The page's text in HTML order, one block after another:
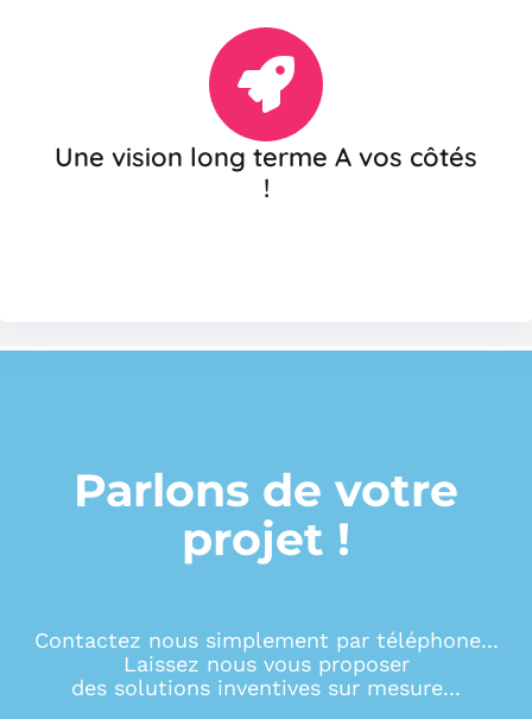
Une vision long terme A vos côtés
!
Parlons de votre
projet !
Contactez nous simplement par téléphone...
Laissez nous vous proposer
des solutions inventives sur mesure...